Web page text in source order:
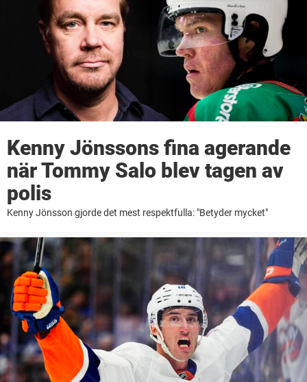
Kenny Jönssons fina agerande
när Tommy Salo blev tagen av
polis
Kenny Jönsson gjorde det mest respektfulla: "Betyder mycket"